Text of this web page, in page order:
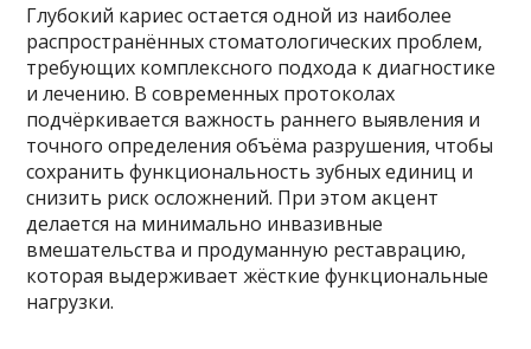
Глубокий кариес остается одной из наиболее
распространённых стоматологических проблем,
требующих комплексного подхода к диагностике
и лечению. В современных протоколах
подчёркивается важность раннего выявления и
точного определения объёма разрушения, чтобы
сохранить функциональность зубных единиц и
снизить риск осложнений. При этом акцент
делается на минимально инвазивные
вмешательства и продуманную реставрацию,
которая выдерживает жёсткие функциональные
нагрузки.